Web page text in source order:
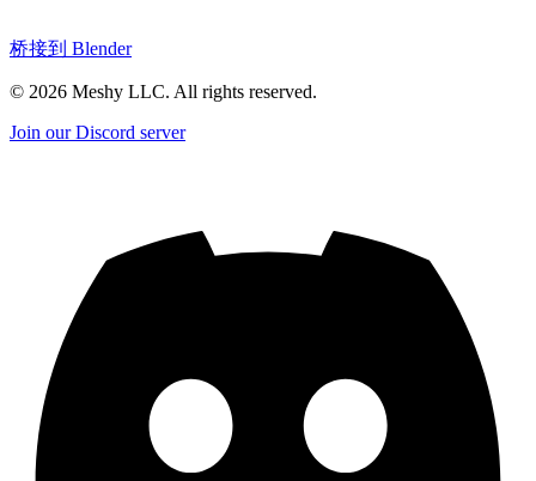
桥接到 Blender
© 2026 Meshy LLC. All rights reserved.
Join our Discord server